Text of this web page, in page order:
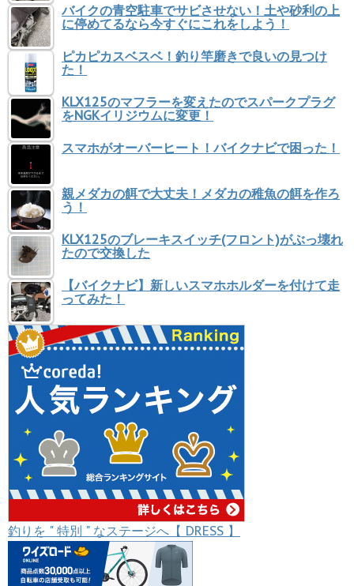
バイクの青空駐車でサビさせない！土や砂利の上
に停めてるなら今すぐにこれをしよう！
ピカピカスベスベ！釣り竿磨きで良いの見つけ
た！
KLX125のマフラーを変えたのでスパークプラグ
をNGKイリジウムに変更！
スマホがオーバーヒート！バイクナビで困った！
親メダカの餌で大丈夫！メダカの稚魚の餌を作ろ
う！
KLX125のブレーキスイッチ(フロント)がぶっ壊れ
たので交換した
【バイクナビ】新しいスマホホルダーを付けて走
ってみた！
釣りを " 特別 " なステージへ【 DRESS 】